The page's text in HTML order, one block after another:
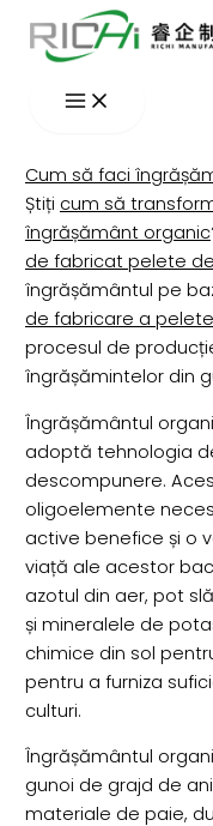
Skip
Cum să faci
Știți cum să
îngrășământ organic
de fabricat pelete
îngrășământul pe
de fabricare a
procesul de
îngrășămintelor din
Îngrășământul
adoptă tehnologia
descompunere.
oligoelemente
active benefice și o
viață ale acestor
azotul din aer, pot
și mineralele de
chimice din sol
pentru a furniza
culturi.
Îngrășământul
gunoi de grajd de
materiale de paie,